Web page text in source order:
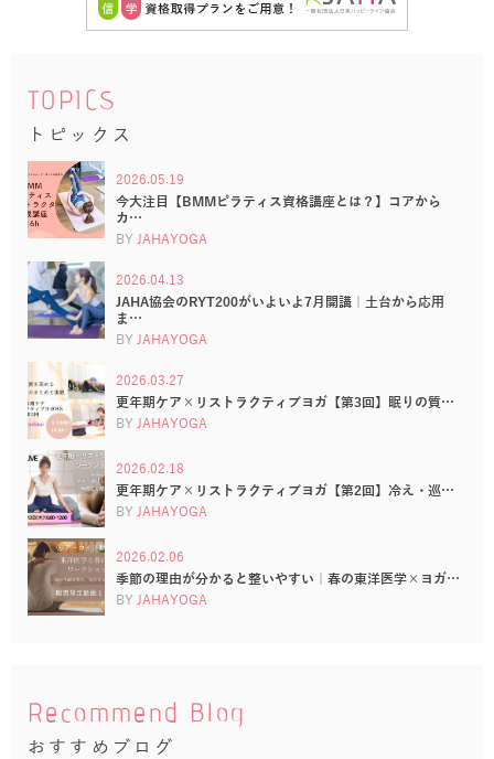
TOPICS
トピックス
2026.05.19
今大注目【BMMピラティス資格講座とは？】コアから
カ…
BY JAHAYOGA
2026.04.13
JAHA協会のRYT200がいよいよ7月開講｜土台から応用
ま…
BY JAHAYOGA
2026.03.27
更年期ケア×リストラクティブヨガ【第3回】眠りの質…
BY JAHAYOGA
2026.02.18
更年期ケア×リストラクティブヨガ【第2回】冷え・巡…
BY JAHAYOGA
2026.02.06
季節の理由が分かると整いやすい｜春の東洋医学×ヨガ…
BY JAHAYOGA
Recommend Blog
おすすめブログ